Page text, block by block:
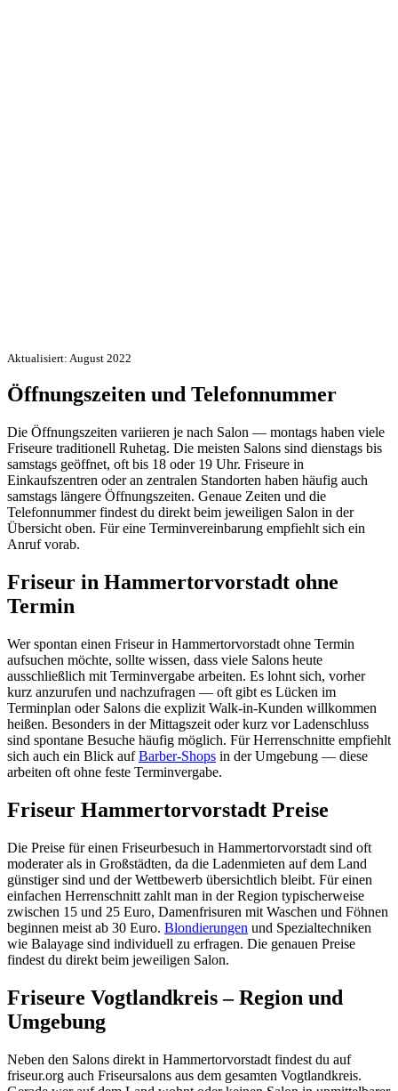
Aktualisiert: August 2022
Öffnungszeiten und Telefonnummer
Die Öffnungszeiten variieren je nach Salon — montags haben viele
Friseure traditionell Ruhetag. Die meisten Salons sind dienstags bis
samstags geöffnet, oft bis 18 oder 19 Uhr. Friseure in
Einkaufszentren oder an zentralen Standorten haben häufig auch
samstags längere Öffnungszeiten. Genaue Zeiten und die
Telefonnummer findest du direkt beim jeweiligen Salon in der
Übersicht oben. Für eine Terminvereinbarung empfiehlt sich ein
Anruf vorab.
Friseur in Hammertorvorstadt ohne
Termin
Wer spontan einen Friseur in Hammertorvorstadt ohne Termin
aufsuchen möchte, sollte wissen, dass viele Salons heute
ausschließlich mit Terminvergabe arbeiten. Es lohnt sich, vorher
kurz anzurufen und nachzufragen — oft gibt es Lücken im
Terminplan oder Salons die explizit Walk-in-Kunden willkommen
heißen. Besonders in der Mittagszeit oder kurz vor Ladenschluss
sind spontane Besuche häufig möglich. Für Herrenschnitte empfiehlt
sich auch ein Blick aufBarber-Shops in der Umgebung — diese
arbeiten oft ohne feste Terminvergabe.
Friseur Hammertorvorstadt Preise
Die Preise für einen Friseurbesuch in Hammertorvorstadt sind oft
moderater als in Großstädten, da die Ladenmieten auf dem Land
günstiger sind und der Wettbewerb übersichtlich bleibt. Für einen
einfachen Herrenschnitt zahlt man in der Region typischerweise
zwischen 15 und 25 Euro, Damenfrisuren mit Waschen und Föhnen
beginnen meist ab 30 Euro. Blondierungen und Spezialtechniken
wie Balayage sind individuell zu erfragen. Die genauen Preise
findest du direkt beim jeweiligen Salon.
Friseure Vogtlandkreis – Region und
Umgebung
Neben den Salons direkt in Hammertorvorstadt findest du auf
friseur.org auch Friseursalons aus dem gesamten Vogtlandkreis.